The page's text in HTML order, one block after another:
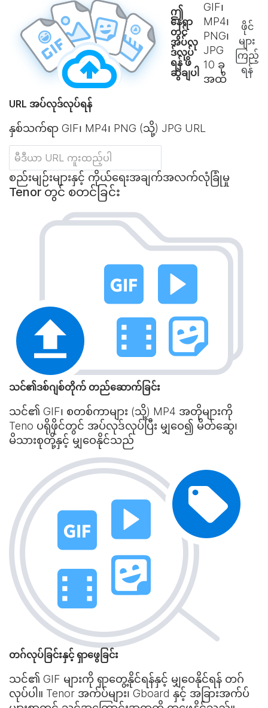
ဤ
နေရာ
တွင်
အပ်လု
ဒ်လုပ်
ရန် ဖိ
ဆွဲချပါ
GIF၊
MP4၊
PNG၊
JPG
10 ခု
အထိ
ဖိုင်
များ
ကြည့်
ရန်
URL အပ်လုဒ်လုပ်ရန်
နှစ်သက်ရာ GIF၊ MP4၊ PNG (သို့) JPG URL
စည်းမျဉ်းများနှင့် ကိုယ်ရေးအချက်အလက်လုံခြုံမှု
Tenor တွင် စတင်ခြင်း
သင်၏ဒစ်ဂျစ်တိုက် တည်ဆောက်ခြင်း
သင်၏ GIF၊ စတစ်ကာများ (သို့) MP4 အတိုများကို
Teno ပရိုဖိုင်တွင် အပ်လုဒ်လုပ်ပြီး မျှဝေ၍ မိတ်ဆွေ၊
မိသားစုတို့နှင့် မျှဝေနိုင်သည်
တဂ်လုပ်ခြင်းနှင့် ရှာဖွေခြင်း
သင်၏ GIF များကို ရှာတွေ့နိုင်ရန်နှင့် မျှဝေနိုင်ရန် တဂ်
လုပ်ပါ။ Tenor အက်ပ်များ၊ Gboard နှင့် အခြားအက်ပ်